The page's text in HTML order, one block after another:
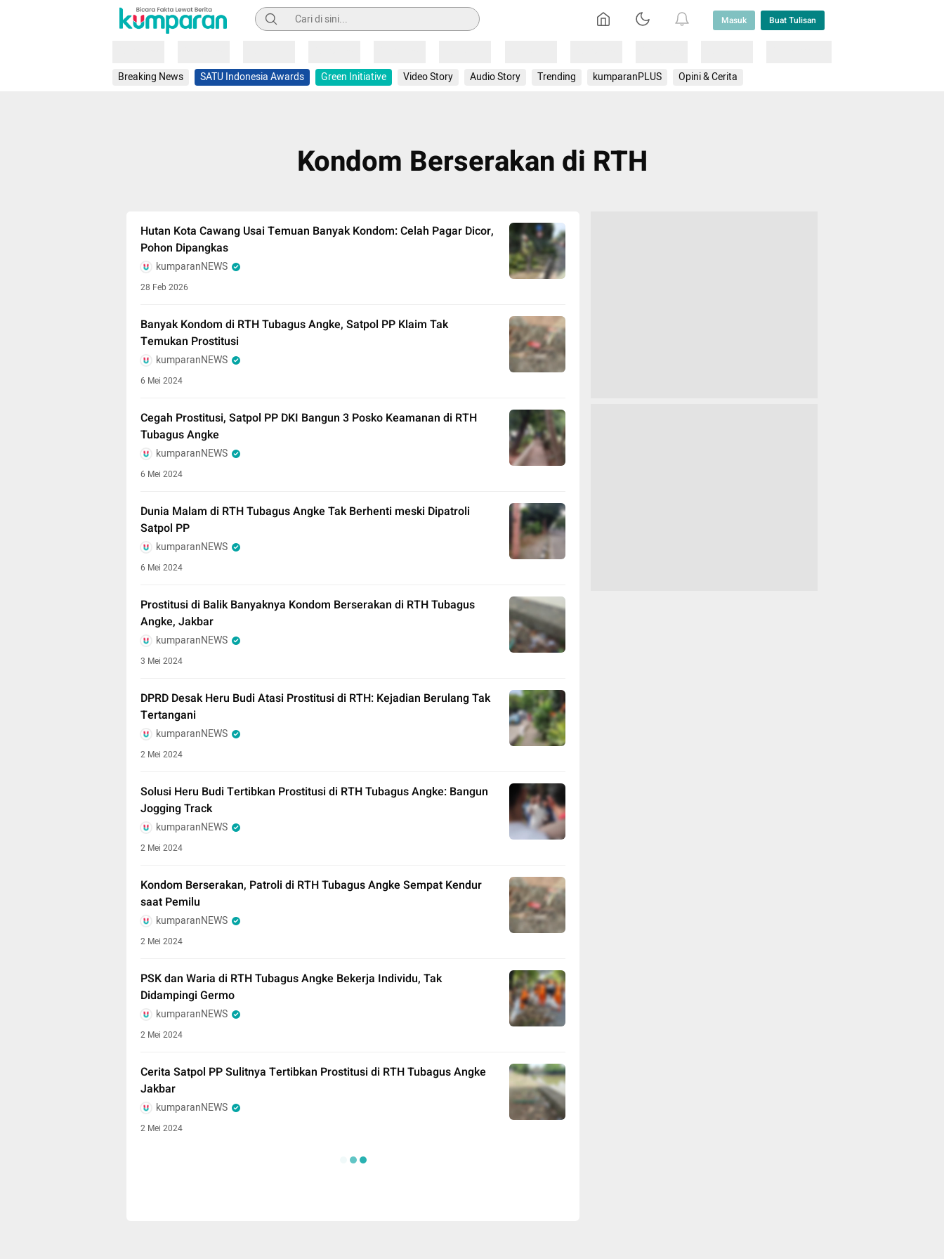
Pencarian Masuk Buat Tulisan
Breaking News SATU Indonesia Awards Green Initiative Video Story Audio Story Trending kumparanPLUS Opini & Cerita
Kondom Berserakan di RTH
Hutan Kota Cawang Usai Temuan Banyak Kondom: Celah Pagar Dicor,
Pohon Dipangkas
kumparanNEWS
28 Feb 2026
Banyak Kondom di RTH Tubagus Angke, Satpol PP Klaim Tak
Temukan Prostitusi
kumparanNEWS
6 Mei 2024
Cegah Prostitusi, Satpol PP DKI Bangun 3 Posko Keamanan di RTH
Tubagus Angke
kumparanNEWS
6 Mei 2024
Dunia Malam di RTH Tubagus Angke Tak Berhenti meski Dipatroli
Satpol PP
kumparanNEWS
6 Mei 2024
Prostitusi di Balik Banyaknya Kondom Berserakan di RTH Tubagus
Angke, Jakbar
kumparanNEWS
3 Mei 2024
DPRD Desak Heru Budi Atasi Prostitusi di RTH: Kejadian Berulang Tak
Tertangani
kumparanNEWS
2 Mei 2024
Solusi Heru Budi Tertibkan Prostitusi di RTH Tubagus Angke: Bangun
Jogging Track
kumparanNEWS
2 Mei 2024
Kondom Berserakan, Patroli di RTH Tubagus Angke Sempat Kendur
saat Pemilu
kumparanNEWS
2 Mei 2024
PSK dan Waria di RTH Tubagus Angke Bekerja Individu, Tak
Didampingi Germo
kumparanNEWS
2 Mei 2024
Cerita Satpol PP Sulitnya Tertibkan Prostitusi di RTH Tubagus Angke
Jakbar
kumparanNEWS
2 Mei 2024